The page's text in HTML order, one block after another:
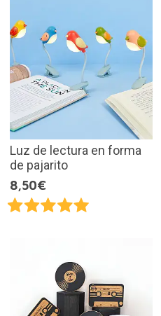
Luz de lectura en forma
de pajarito
8,50€